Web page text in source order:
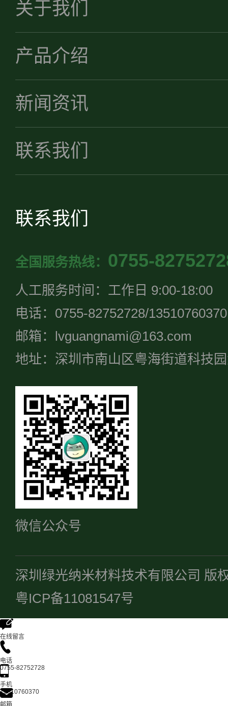
关于我们
产品介绍
新闻资讯
联系我们
联系我们
全国服务热线： 0755-
人工服务时间：工作日 9:00-18:00
电话：0755-82752728/13510760370
邮箱：lvguangnami@163.com
地址：深圳市南山区粤海街道科技
微信公众号
深圳绿光纳米材料技术有限公司 版
粤ICP备11081547号
在线留言
电话
0755-82752728
手机
13510760370
邮箱